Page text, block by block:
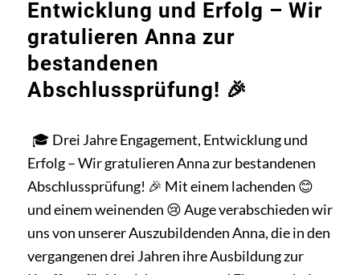
Entwicklung und Erfolg – Wir
gratulieren Anna zur
bestandenen
Abschlussprüfung! 🎉
🎓 Drei Jahre Engagement, Entwicklung und
Erfolg – Wir gratulieren Anna zur bestandenen
Abschlussprüfung! 🎉 Mit einem lachenden 😊
und einem weinenden 😢 Auge verabschieden wir
uns von unserer Auszubildenden Anna, die in den
vergangenen drei Jahren ihre Ausbildung zur